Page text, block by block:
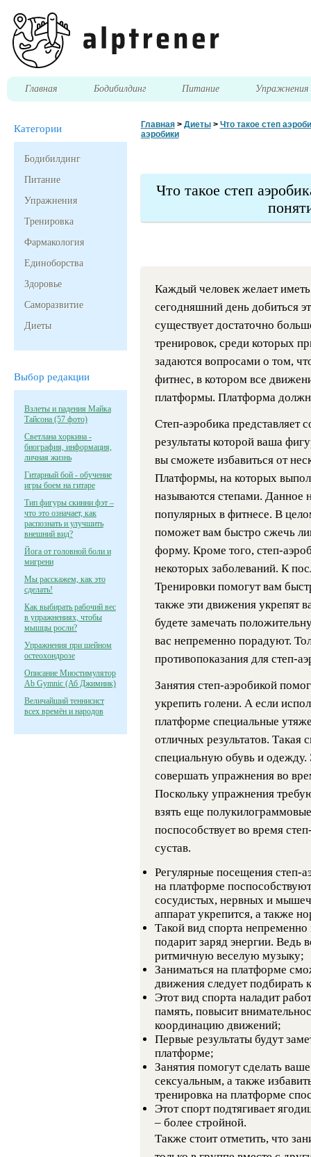
Главная Бодибилдинг Питание Упражнения
Категории
Бодибилдинг
Питание
Упражнения
Тренировка
Фармакология
Единоборства
Здоровье
Саморазвитие
Диеты
Выбор редакции
Взлеты и падения Майка
Тайсона (57 фото)
Светлана хоркина -
биография, информация,
личная жизнь
Гитарный бой - обучение
игры боем на гитаре
Тип фигуры скинни фэт –
что это означает, как
распознать и улучшить
внешний вид?
Йога от головной боли и
мигрени
Мы расскажем, как это
сделать!
Как выбирать рабочий вес
в упражнениях, чтобы
мышцы росли?
Упражнения при шейном
остеохондрозе
Описание Миостимулятор
Ab Gymnic (Аб Джимник)
Величайший теннисист
всех времён и народов
Главная> Диеты> Что такое степ
аэробики
Что такое степ
Каждый человек желает
сегодняшний день добиться
существует достаточно
тренировок, среди которых
задаются вопросами о том,
фитнес, в котором все
платформы. Платформа
Степ-аэробика представляет
результаты которой ваша
вы сможете избавиться от
Платформы, на которых
называются степами. Данное
популярных в фитнесе. В
поможет вам быстро сжечь
форму. Кроме того, степ-
некоторых заболеваний. К
Тренировки помогут вам
также эти движения
будете замечать
вас непременно порадуют.
противопоказания для степ-
Занятия степ-аэробикой
укрепить голени. А если
платформе специальные
отличных результатов. Такая
специальную обувь и
совершать упражнения во
Поскольку упражнения
взять еще
поспособствует во время
сустав.
Регулярные посещения степ-
на платформе
сосудистых, нервных и
аппарат укрепится, а также
Такой вид спорта
подарит заряд энергии. Ведь
ритмичную веселую музыку;
Заниматься на платформе
движения следует
Этот вид спорта наладит
память, повысит
координацию движений;
Первые результаты будут
платформе;
Занятия помогут сделать
сексуальным, а также
тренировка на платформе
Этот спорт подтягивает
– более стройной.
Также стоит отметить, что